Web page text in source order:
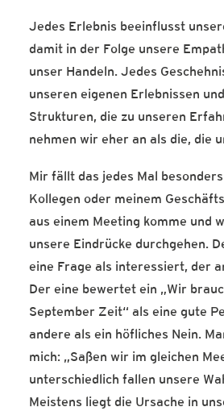
Jedes Erlebnis beeinflusst
damit in der Folge unsere
unser Handeln. Jedes
unseren eigenen Erlebnissen
Strukturen, die zu unseren
nehmen wir eher an als die, die
Mir fällt das jedes Mal
Kollegen oder meinem
aus einem Meeting komme und
unsere Eindrücke durchgehen.
eine Frage als interessiert, der
Der eine bewertet ein „Wir
September Zeit“ als eine gute
andere als ein höfliches Nein.
mich: „Saßen wir im gleichen
unterschiedlich fallen unsere
Meistens liegt die Ursache in